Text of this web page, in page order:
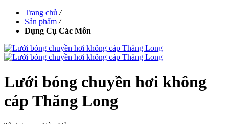
Trang chủ /
Sản phẩm /
Dụng Cụ Các Môn
Lưới bóng chuyền hơi không
cáp Thăng Long